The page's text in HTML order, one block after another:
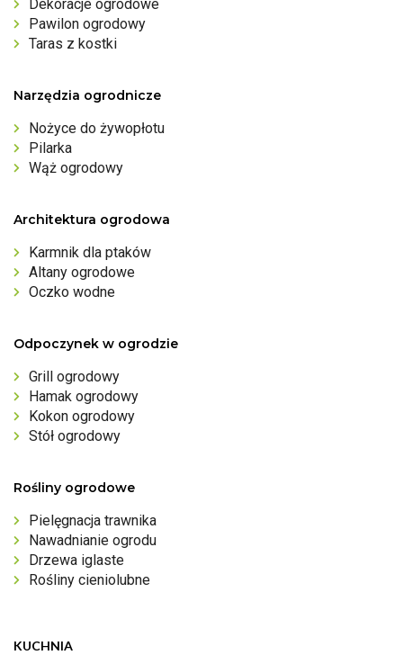
Dekoracje ogrodowe
Pawilon ogrodowy
Taras z kostki
Narzędzia ogrodnicze
Nożyce do żywopłotu
Pilarka
Wąż ogrodowy
Architektura ogrodowa
Karmnik dla ptaków
Altany ogrodowe
Oczko wodne
Odpoczynek w ogrodzie
Grill ogrodowy
Hamak ogrodowy
Kokon ogrodowy
Stół ogrodowy
Rośliny ogrodowe
Pielęgnacja trawnika
Nawadnianie ogrodu
Drzewa iglaste
Rośliny cieniolubne
KUCHNIA